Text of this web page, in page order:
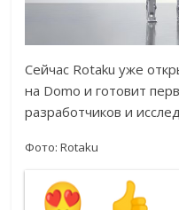
Сейчас Rotaku уже
на Domo и готовит
разработчиков и
Фото:Rotaku